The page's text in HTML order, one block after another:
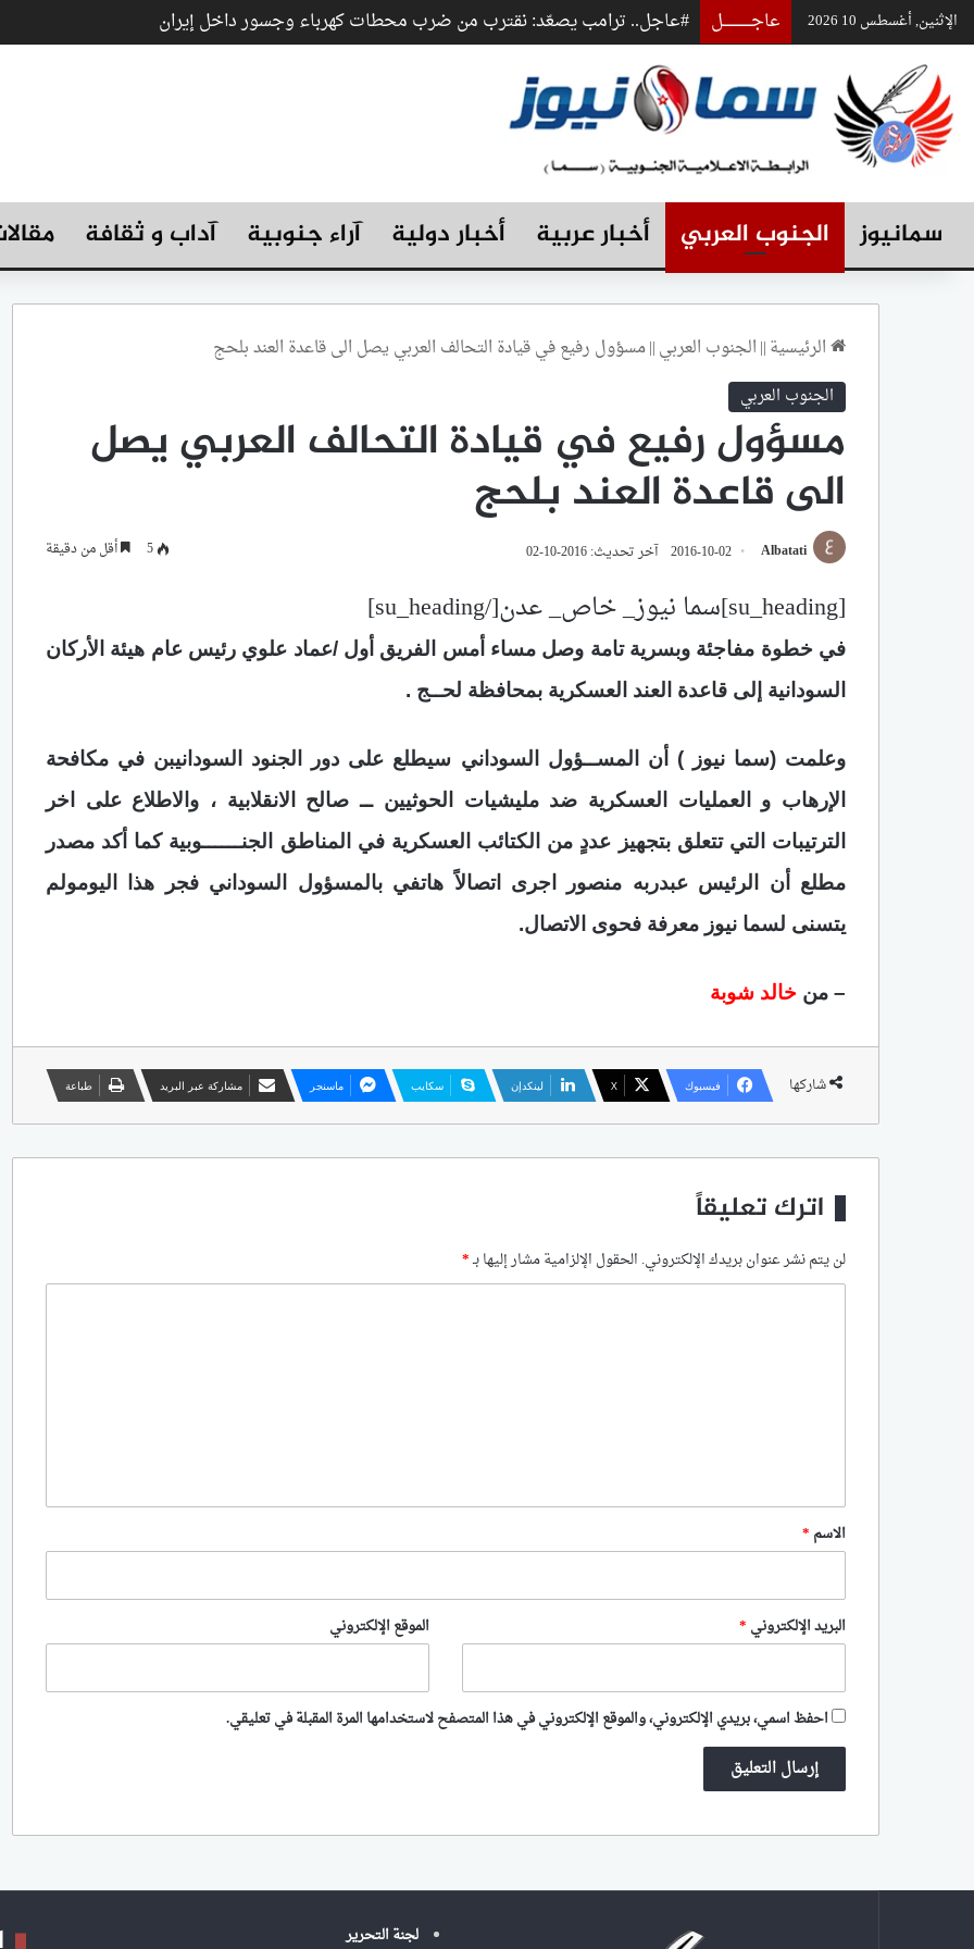
الإثنين, أغسطس 10 2026 عاجـــــــــــــل #عاجل.. ترامب يصعّد: نقترب من ضرب محطات كهرباء وجسور داخل إيران
سمانيوز الجنوب العربي أخبار عربية أخبار دولية آراء جنوبية آداب و ثقافة
الرئيسية||الجنوب العربي||مسؤول رفيع في قيادة التحالف العربي يصل الى قاعدة العند بلحج
الجنوب العربي
مسؤول رفيع في قيادة التحالف العربي يصل
الى قاعدة العند بلحج
Albatati
2016-10-02 آخر تحديث: 2016-10-02 5 أقل من دقيقة
[su_heading]سما نيوز_ خاص_ عدن[/su_heading]
في خطوة مفاجئة وبسرية تامة وصل مساء أمس الفريق أول /عماد علوي رئيس عام هيئة الأركان
السودانية إلى قاعدة العند العسكرية بمحافظة لحــج .
وعلمت (سما نيوز ) أن المســؤول السوداني سيطلع على دور الجنود السودانيبن في مكافحة
الإرهاب و العمليات العسكرية ضد مليشيات الحوثيين ــ صالح الانقلابية ، والاطلاع على اخر
الترتيبات التي تتعلق بتجهيز عددٍ من الكتائب العسكرية في المناطق الجنــــــوبية كما أكد مصدر
مطلع أن الرئيس عبدربه منصور اجرى اتصالاً هاتفي بالمسؤول السوداني فجر هذا اليومولم
يتسنى لسما نيوز معرفة فحوى الاتصال.
– من خالد شوبة
شاركها فيسبوك ‫X لينكدإن سكايب ماسنجر مشاركة عبر البريد طباعة
اترك تعليقاً
لن يتم نشر عنوان بريدك الإلكتروني. الحقول الإلزامية مشار إليها بـ*
*
الاسم *
البريد الإلكتروني * الموقع الإلكتروني
احفظ اسمي، بريدي الإلكتروني، والموقع الإلكتروني في هذا المتصفح لاستخدامها المرة المقبلة في تعليقي.
لجنة التحرير